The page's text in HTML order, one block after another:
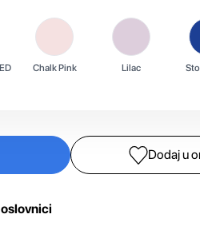
Chalk Pink Lilac
Dodaj u